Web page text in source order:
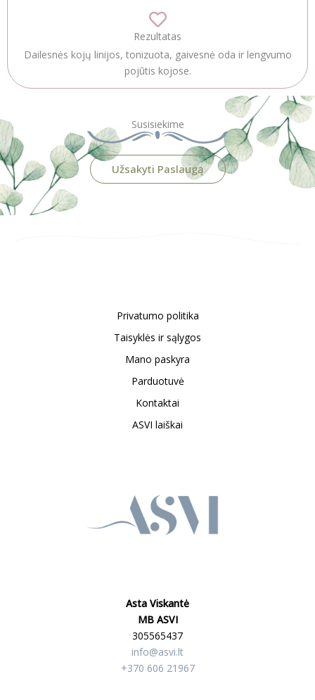
Rezultatas
Dailesnės kojų linijos, tonizuota, gaivesnė oda ir lengvumo
pojūtis kojose.
Susisiekime
Užsakyti Paslaugą
Privatumo politika
Taisyklės ir sąlygos
Mano paskyra
Parduotuvė
Kontaktai
ASVI laiškai
Asta Viskantė
MB ASVI
305565437
info@asvi.lt
+370 606 21967